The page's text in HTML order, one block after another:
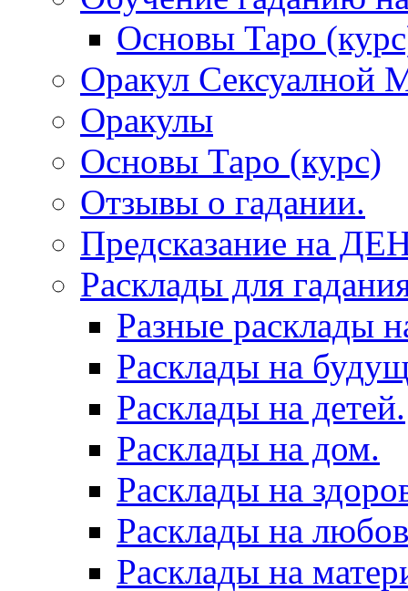
Основы Таро
Оракул Сексуалной
Оракулы
Основы Таро (курс)
Отзывы о гадании.
Предсказание на
Расклады для
Разные расклады
Расклады на
Расклады на детей.
Расклады на дом.
Расклады на
Расклады на
Расклады на